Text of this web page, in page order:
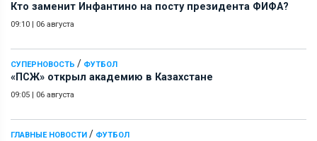
Кто заменит Инфантино на посту президента ФИФА?
09:10 06 августа
СУПЕРНОВОСТЬ / ФУТБОЛ
«ПСЖ» открыл академию в Казахстане
09:05 06 августа
ГЛАВНЫЕ НОВОСТИ / ФУТБОЛ